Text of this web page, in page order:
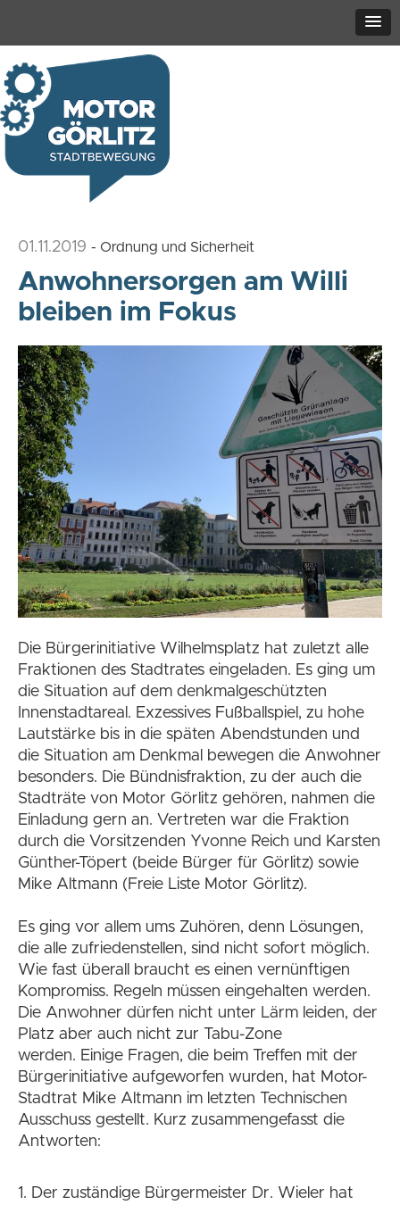
01.11.2019 - Ordnung und Sicherheit
Anwohnersorgen am Willi
bleiben im Fokus
Die Bürgerinitiative Wilhelmsplatz hat zuletzt alle
Fraktionen des Stadtrates eingeladen. Es ging um
die Situation auf dem denkmalgeschützten
Innenstadtareal. Exzessives Fußballspiel, zu hohe
Lautstärke bis in die späten Abendstunden und
die Situation am Denkmal bewegen die Anwohner
besonders. Die Bündnisfraktion, zu der auch die
Stadträte von Motor Görlitz gehören, nahmen die
Einladung gern an. Vertreten war die Fraktion
durch die Vorsitzenden Yvonne Reich und Karsten
Günther-Töpert (beide Bürger für Görlitz) sowie
Mike Altmann (Freie Liste Motor Görlitz).
Es ging vor allem ums Zuhören, denn Lösungen,
die alle zufriedenstellen, sind nicht sofort möglich.
Wie fast überall braucht es einen vernünftigen
Kompromiss. Regeln müssen eingehalten werden.
Die Anwohner dürfen nicht unter Lärm leiden, der
Platz aber auch nicht zur Tabu-Zone
werden. Einige Fragen, die beim Treffen mit der
Bürgerinitiative aufgeworfen wurden, hat Motor-
Stadtrat Mike Altmann im letzten Technischen
Ausschuss gestellt. Kurz zusammengefasst die
Antworten:
1. Der zuständige Bürgermeister Dr. Wieler hat